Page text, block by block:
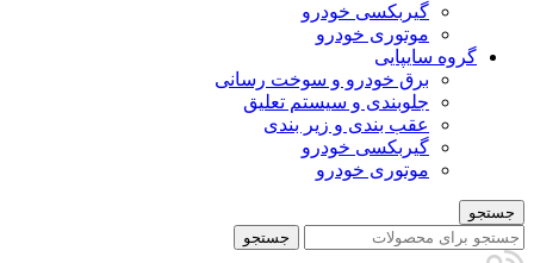
گیربکسی خودرو
موتوری خودرو
گروه سایپایی
برق خودرو و سوخت رسانی
جلوبندی و سیستم تعلیق
عقب بندی و زیر بندی
گیربکسی خودرو
موتوری خودرو
جستجو
جستجو